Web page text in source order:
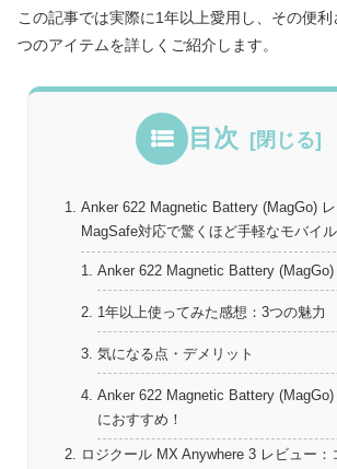
この記事では実際に1年以上愛用し、その便
つのアイテムを詳しくご紹介します。
目次
Anker 622 Magnetic Battery (MagGo) レ
MagSafe対応で驚くほど手軽なモバイ
Anker 622 Magnetic Battery (MagGo)
1年以上使ってみた感想：3つの魅力
気になる点・デメリット
Anker 622 Magnetic Battery (MagGo)
におすすめ！
ロジクール MX Anywhere 3 レビュー：